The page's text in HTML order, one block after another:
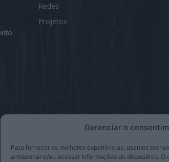
Gerenciar o
Para fornecer as melhores experiências, usamos
armazenar e/ou acessar informações do dispositivo. O
Redes
Projetos